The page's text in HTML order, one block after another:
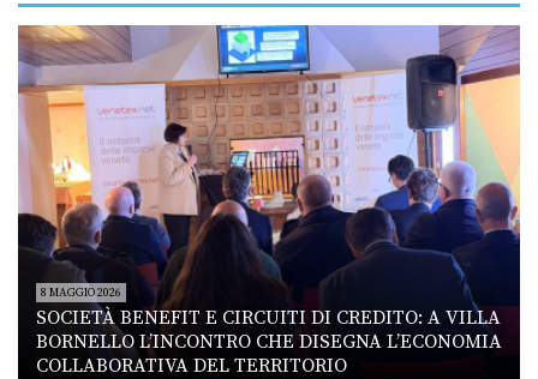
8 MAGGIO 2026
SOCIETÀ BENEFIT E CIRCUITI DI CREDITO: A VILLA
BORNELLO L’INCONTRO CHE DISEGNA L’ECONOMIA
COLLABORATIVA DEL TERRITORIO